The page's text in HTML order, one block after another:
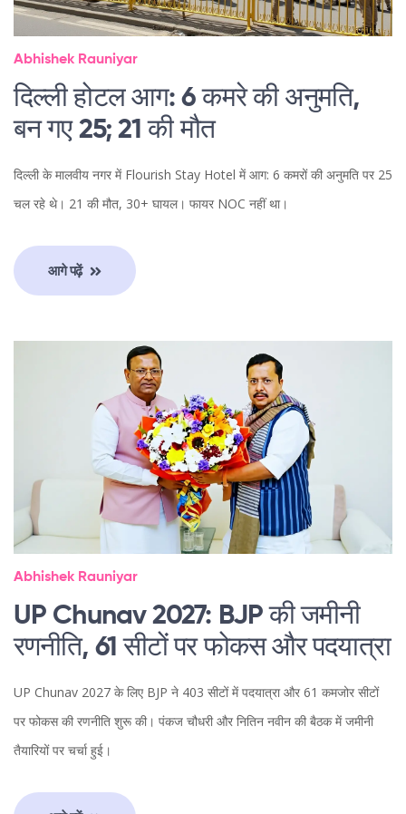
Abhishek Rauniyar
दिल्ली होटल आग: 6 कमरे की अनुमति,
बन गए 25; 21 की मौत
दिल्ली के मालवीय नगर में Flourish Stay Hotel में आग: 6 कमरों की अनुमति पर 25
चल रहे थे। 21 की मौत, 30+ घायल। फायर NOC नहीं था।
आगे पढ़ें
Abhishek Rauniyar
UP Chunav 2027: BJP की जमीनी
रणनीति, 61 सीटों पर फोकस और पदयात्रा
UP Chunav 2027 के लिए BJP ने 403 सीटों में पदयात्रा और 61 कमजोर सीटों
पर फोकस की रणनीति शुरू की। पंकज चौधरी और नितिन नवीन की बैठक में जमीनी
तैयारियों पर चर्चा हुई।